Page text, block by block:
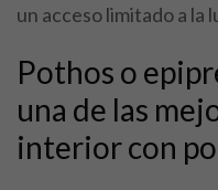
un acceso limitado a la
Pothos o
una de las
interior con